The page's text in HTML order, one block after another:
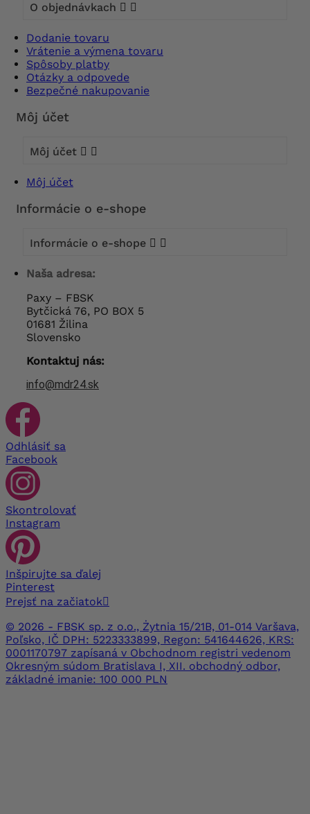
O objednávkach  
Dodanie tovaru
Vrátenie a výmena tovaru
Spôsoby platby
Otázky a odpovede
Bezpečné nakupovanie
Môj účet
Môj účet  
Môj účet
Informácie o e-shope
Informácie o e-shope  
Naša adresa:
Paxy – FBSK
Bytčická 76, PO BOX 5
01681 Žilina
Slovensko
Kontaktuj nás:
info@mdr24.sk
Odhlásiť sa
Facebook
Skontrolovať
Instagram
Inšpirujte sa ďalej
Pinterest
Prejsť na začiatok
© 2026 - FBSK sp. z o.o., Żytnia 15/21B, 01-014 Varšava,
Poľsko, IČ DPH: 5223333899, Regon: 541644626, KRS:
0001170797 zapísaná v Obchodnom registri vedenom
Okresným súdom Bratislava I, XII. obchodný odbor,
základné imanie: 100 000 PLN